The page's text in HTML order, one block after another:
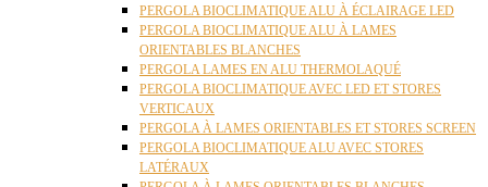
PERGOLA BIOCLIMATIQUE ALU À ÉCLAIRAGE LED
PERGOLA BIOCLIMATIQUE ALU À LAMES
ORIENTABLES BLANCHES
PERGOLA LAMES EN ALU THERMOLAQUÉ
PERGOLA BIOCLIMATIQUE AVEC LED ET STORES
VERTICAUX
PERGOLA À LAMES ORIENTABLES ET STORES SCREEN
PERGOLA BIOCLIMATIQUE ALU AVEC STORES
LATÉRAUX